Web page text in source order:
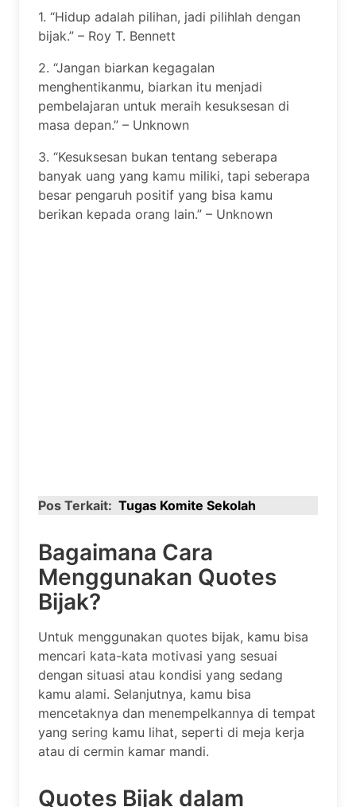
1. “Hidup adalah pilihan, jadi pilihlah dengan
bijak.” – Roy T. Bennett
2. “Jangan biarkan kegagalan
menghentikanmu, biarkan itu menjadi
pembelajaran untuk meraih kesuksesan di
masa depan.” – Unknown
3. “Kesuksesan bukan tentang seberapa
banyak uang yang kamu miliki, tapi seberapa
besar pengaruh positif yang bisa kamu
berikan kepada orang lain.” – Unknown
Pos Terkait: Tugas Komite Sekolah
Bagaimana Cara
Menggunakan Quotes
Bijak?
Untuk menggunakan quotes bijak, kamu bisa
mencari kata-kata motivasi yang sesuai
dengan situasi atau kondisi yang sedang
kamu alami. Selanjutnya, kamu bisa
mencetaknya dan menempelkannya di tempat
yang sering kamu lihat, seperti di meja kerja
atau di cermin kamar mandi.
Quotes Bijak dalam